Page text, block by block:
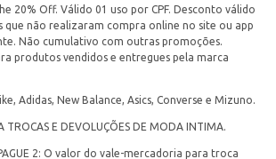
20% Off. Válido 01 uso por CPF. Desconto válido
que não realizaram compra online no site ou app
Não cumulativo com outras promoções.
produtos vendidos e entregues pela marca
Adidas, New Balance, Asics, Converse e Mizuno.
TROCAS E DEVOLUÇÕES DE MODA INTIMA.
2: O valor do vale-mercadoria para troca